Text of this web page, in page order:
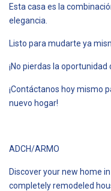
Esta casa es la
elegancia.
Listo para mudarte ya
¡No pierdas la
¡Contáctanos hoy mismo
nuevo hogar!
ADCH/ARMO
Discover your new home
completely remodeled